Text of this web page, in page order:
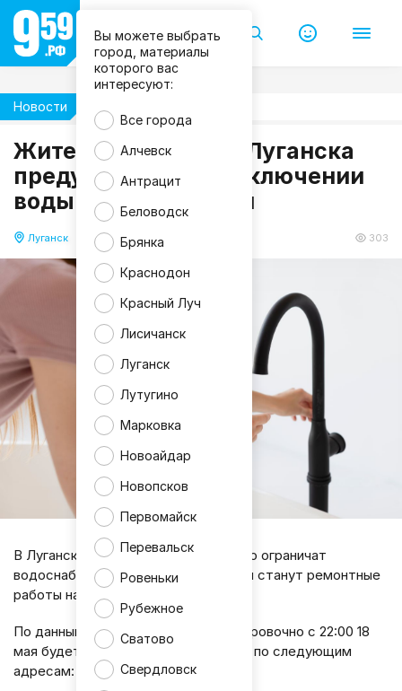
Вы можете выбрать
город, материалы
которого вас
интересуют:
Все города
Алчевск
Антрацит
Беловодск
Брянка
Краснодон
Красный Луч
Лисичанск
Луганск
Лутугино
Марковка
Новоайдар
Новопсков
Первомайск
Перевальск
Ровеньки
Рубежное
Сватово
Свердловск
Новости
Жителей ряда улиц Луганска
предупредили об отключении
воды почти на сутки
Луганск 18.05.2026 13:36 303
m
a
g
n
i
f
c
В Луганске вечером 18 мая временно ограничат
водоснабжение ряда улиц. Причиной станут ремонтные
работы на водоводе.
По данным «Луганскводы», ориентировочно с 22:00 18
мая будет прекращена подача воды по следующим
адресам: